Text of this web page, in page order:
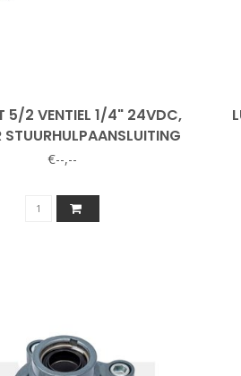
5/2 VENTIEL 1/4" 24VDC,
STUURHULPAANSLUITING
€--,--